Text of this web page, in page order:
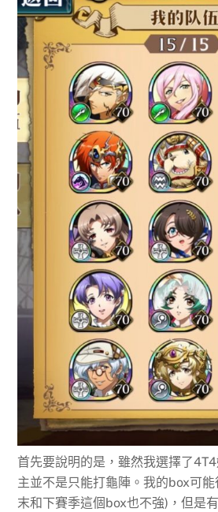
首先要說明的是，雖然我選擇了
主並不是只能打龜陣。我的box可
末和下賽季這個box也不強)，但是